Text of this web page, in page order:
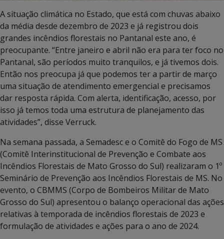
A situação climática no Estado, que está com chuvas abaixo
da média desde dezembro de 2023 e já registrou dois
grandes incêndios florestais no Pantanal este ano, é
preocupante. “Entre janeiro e abril não era para ter foco no
Pantanal, são períodos muito tranquilos, e já tivemos dois.
Então nos preocupa já que podemos ter a partir de março
uma situação de atendimento emergencial e precisamos
dar resposta rápida. Com alerta, identificação, acesso, por
isso já temos toda uma estrutura de planejamento das
atividades”, disse Verruck.
Na semana passada, a Semadesc e o Comitê do Fogo de MS
(Comitê Interinstitucional de Prevenção e Combate aos
Incêndios Florestais de Mato Grosso do Sul) realizaram o 1º
Seminário de Prevenção aos Incêndios Florestais de MS. No
evento, o CBMMS (Corpo de Bombeiros Militar de Mato
Grosso do Sul) apresentou o balanço operacional das ações
relativas à temporada de incêndios florestais de 2023 e
formulação de atividades e ações para o ano de 2024.